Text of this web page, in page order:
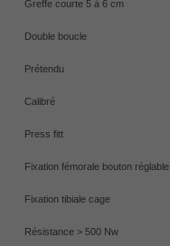
Greffe courte 5 à 6 cm
Double boucle
Prétendu
Calibré
Press fitt
Fixation fémorale bouton réglable
Fixation tibiale cage
Résistance > 500 Nw